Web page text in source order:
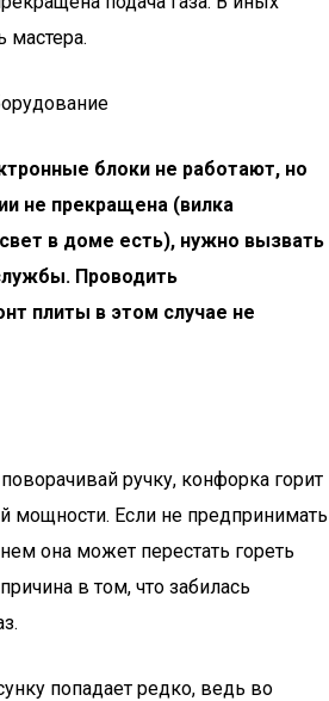
мастера.
блоки не работают, но
не прекращена (вилка
в доме есть), нужно вызвать
Проводить
плиты в этом случае не
ручку, конфорка горит
мощности. Если не предпринимать
она может перестать гореть
в том, что забилась
попадает редко, ведь во